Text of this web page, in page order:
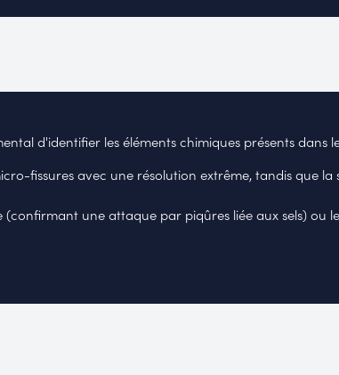
d'identifier les éléments chimiques présents dans
fissures avec une résolution extrême, tandis que la
(confirmant une attaque par piqûres liée aux sels) ou